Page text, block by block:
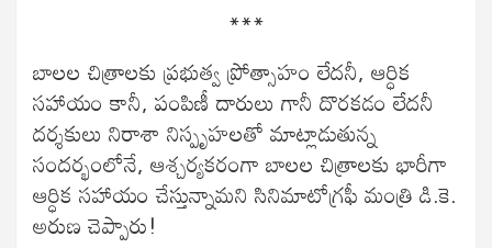
***
బాలల చిత్రాలకు ప్రభుత్వ ప్రోత్సాహం లేదనీ, ఆర్ధిక
సహాయం కానీ, పంపిణీ దారులు గానీ దొరకడం లేదనీ
దర్శకులు నిరాశా నిస్పృహలతో మాట్లాడుతున్న
సందర్భంలోనే, ఆశ్చర్యకరంగా బాలల చిత్రాలకు భారీగా
ఆర్ధిక సహాయం చేస్తున్నామని సినిమాటోగ్రఫీ మంత్రి డి.కె.
అరుణ చెప్పారు!